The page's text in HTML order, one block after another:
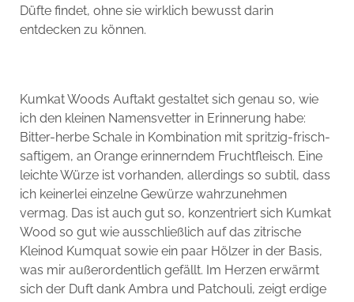
Düfte findet, ohne sie wirklich bewusst darin
entdecken zu können.
Kumkat Woods Auftakt gestaltet sich genau so, wie
ich den kleinen Namensvetter in Erinnerung habe:
Bitter-herbe Schale in Kombination mit spritzig-frisch-
saftigem, an Orange erinnerndem Fruchtfleisch. Eine
leichte Würze ist vorhanden, allerdings so subtil, dass
ich keinerlei einzelne Gewürze wahrzunehmen
vermag. Das ist auch gut so, konzentriert sich Kumkat
Wood so gut wie ausschließlich auf das zitrische
Kleinod Kumquat sowie ein paar Hölzer in der Basis,
was mir außerordentlich gefällt. Im Herzen erwärmt
sich der Duft dank Ambra und Patchouli, zeigt erdige